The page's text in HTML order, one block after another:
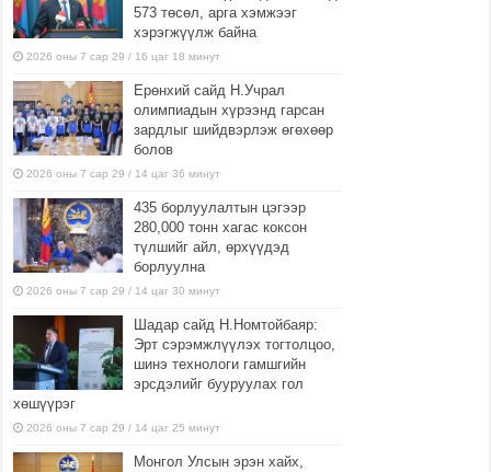
573 төсөл, арга хэмжээг
хэрэгжүүлж байна
2026 оны 7 сар 29 / 16 цаг 18 минут
Ерөнхий сайд Н.Учрал
олимпиадын хүрээнд гарсан
зардлыг шийдвэрлэж өгөхөөр
болов
2026 оны 7 сар 29 / 14 цаг 36 минут
435 борлуулалтын цэгээр
280,000 тонн хагас коксон
түлшийг айл, өрхүүдэд
борлуулна
2026 оны 7 сар 29 / 14 цаг 30 минут
Шадар сайд Н.Номтойбаяр:
Эрт сэрэмжлүүлэх тогтолцоо,
шинэ технологи гамшгийн
эрсдэлийг бууруулах гол
хөшүүрэг
2026 оны 7 сар 29 / 14 цаг 25 минут
Монгол Улсын эрэн хайх,